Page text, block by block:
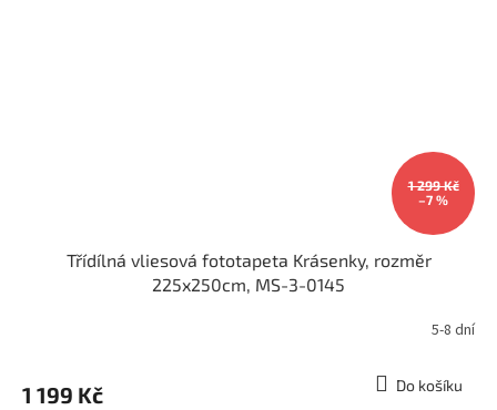
1 299 Kč
–7 %
Třídílná vliesová fototapeta Krásenky, rozměr
225x250cm, MS-3-0145
5-8 dní
1 199 Kč Do košíku